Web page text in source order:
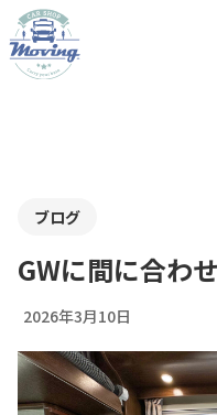
ブログ
GWに間に合わ
2026年3月10日